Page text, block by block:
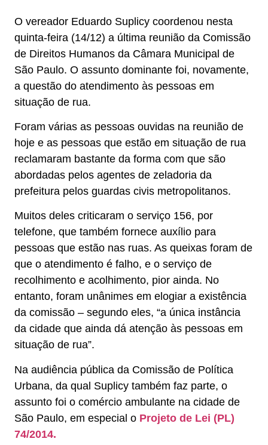
O vereador Eduardo Suplicy coordenou nesta
quinta-feira (14/12) a última reunião da Comissão
de Direitos Humanos da Câmara Municipal de
São Paulo. O assunto dominante foi, novamente,
a questão do atendimento às pessoas em
situação de rua.
Foram várias as pessoas ouvidas na reunião de
hoje e as pessoas que estão em situação de rua
reclamaram bastante da forma com que são
abordadas pelos agentes de zeladoria da
prefeitura pelos guardas civis metropolitanos.
Muitos deles criticaram o serviço 156, por
telefone, que também fornece auxílio para
pessoas que estão nas ruas. As queixas foram de
que o atendimento é falho, e o serviço de
recolhimento e acolhimento, pior ainda. No
entanto, foram unânimes em elogiar a existência
da comissão – segundo eles, “a única instância
da cidade que ainda dá atenção às pessoas em
situação de rua”.
Na audiência pública da Comissão de Política
Urbana, da qual Suplicy também faz parte, o
assunto foi o comércio ambulante na cidade de
São Paulo, em especial o Projeto de Lei (PL)
74/2014.